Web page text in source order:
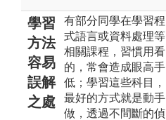
學習
方法
容易
誤解
之處
有部分同學在學習程
式語言或資料處理等
相關課程，習慣用看
的，常會造成眼高手
低；學習這些科目，
最好的方式就是動手
做，透過不間斷的偵